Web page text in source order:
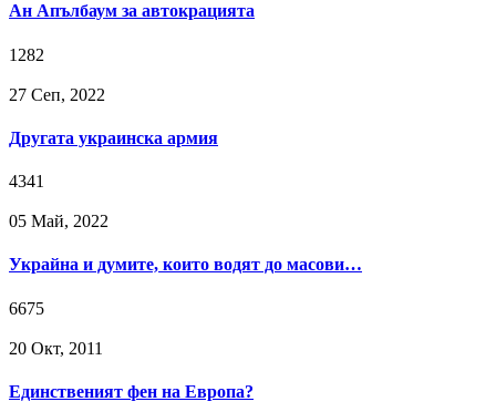
Ан Апълбаум за автокрацията
1282
27 Сeп, 2022
Другата украинска армия
4341
05 Май, 2022
Украйна и думите, които водят до масови…
6675
20 Окт, 2011
Единственият фен на Европа?